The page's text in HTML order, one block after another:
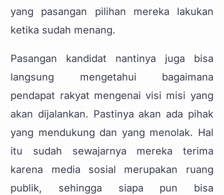
yang pasangan pilihan mereka lakukan
ketika sudah menang.
Pasangan kandidat nantinya juga bisa
langsung mengetahui bagaimana
pendapat rakyat mengenai visi misi yang
akan dijalankan. Pastinya akan ada pihak
yang mendukung dan yang menolak. Hal
itu sudah sewajarnya mereka terima
karena media sosial merupakan ruang
publik, sehingga siapa pun bisa